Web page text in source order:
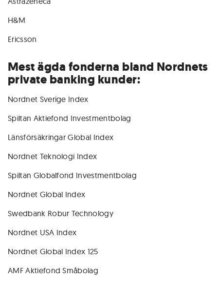
H&M
Ericsson
Mest ägda fonderna bland Nordnets
private banking kunder:
Nordnet Sverige Index
Spiltan Aktiefond Investmentbolag
Länsförsäkringar Global Index
Nordnet Teknologi Index
Spiltan Globalfond Investmentbolag
Nordnet Global Index
Swedbank Robur Technology
Nordnet USA Index
Nordnet Global Index 125
AMF Aktiefond Småbolag